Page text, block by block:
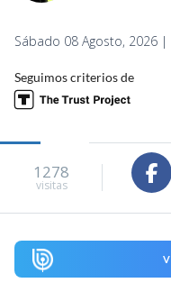
Sábado 08 Agosto, 2026 |
Seguimos criterios de
1278
visitas